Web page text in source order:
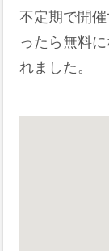
不定期で開
ったら無料
れました。